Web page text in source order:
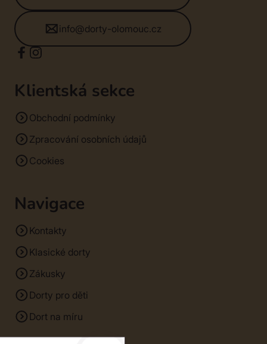
info@dorty-olomouc.cz
Klientská sekce
Obchodní podmínky
Zpracování osobních údajů
Cookies
Navigace
Kontakty
Klasické dorty
Zákusky
Dorty pro děti
Dort na míru